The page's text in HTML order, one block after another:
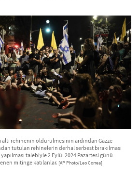
rehinenin öldürülmesinin ardından Gazze
tutulan rehinelerin derhal serbest bırakılması
talebiyle 2 Eylül 2024 Pazartesi günü
mitinge katılanlar. [AP Photo/Leo Correa]